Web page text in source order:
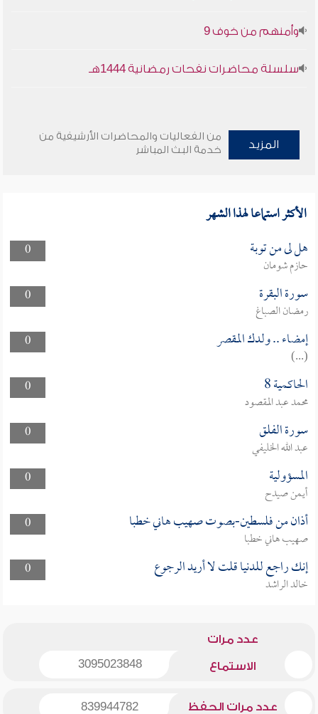
وأمنهم من خوف 9
سلسلة محاضرات نفحات رمضانية 1444هـ
المزيد
من الفعاليات والمحاضرات الأرشيفية من
خدمة البث المباشر
الأكثر استماعا لهذا الشهر
0 هل لى من توبة
حازم شومان
0
سورة البقرة
رمضان الصباغ
0
إمضاء .. ولدك المقصر
(...)
0
الحاكمية 8
محمد عبد المقصود
0
سورة الفلق
عبد الله الخليفي
0
المسؤولية
أيمن صيدح
0
أذان من فلسطين-بصوت صهيب هاني خطبا
صهيب هاني خطبا
0
إنك راجع للدنيا قلت لا أريد الرجوع
خالد الراشد
عدد مرات
الاستماع 3095023848
عدد مرات الحفظ 839944782